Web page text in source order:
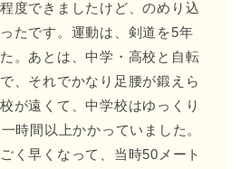
度できましたけど、のめり込
たです。運動は、剣道を5年
。あとは、中学・高校と自転
、それでかなり足腰が鍛えら
が遠くて、中学校はゆっくり
時間以上かかっていました。
く早くなって、当時50メート